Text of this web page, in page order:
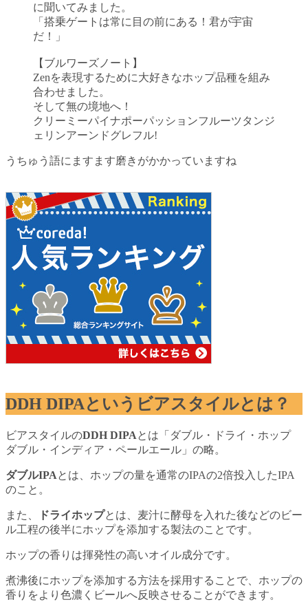
に聞いてみました。
「搭乗ゲートは常に目の前にある！君が宇宙
だ！」
【ブルワーズノート】
Zenを表現するために大好きなホップ品種を組み
合わせました。
そして無の境地へ！
クリーミーパイナポーパッションフルーツタンジ
ェリンアーンドグレフル!
うちゅう語にますます磨きがかかっていますね
DDH DIPAというビアスタイルとは？
ビアスタイルのDDH DIPAとは「ダブル・ドライ・ホップ
ダブル・インディア・ペールエール」の略。
ダブルIPAとは、ホップの量を通常のIPAの2倍投入したIPA
のこと。
また、 ドライホップとは、麦汁に酵母を入れた後などのビー
ル工程の後半にホップを添加する製法のことです。
ホップの香りは揮発性の高いオイル成分です。
煮沸後にホップを添加する方法を採用することで、ホップの
香りをより色濃くビールへ反映させることができます。